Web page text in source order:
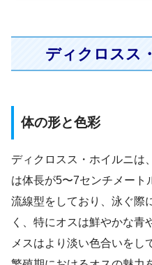
ディクロスス
体の形と色彩
ディクロスス・ホイルニは
は体長が5〜7センチメート
流線型をしており、泳ぐ際
く、特にオスは鮮やかな青
メスはより淡い色合いをし